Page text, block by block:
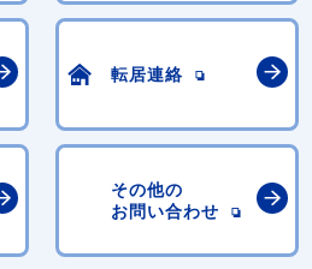
転居連絡
その他の
お問い合わせ